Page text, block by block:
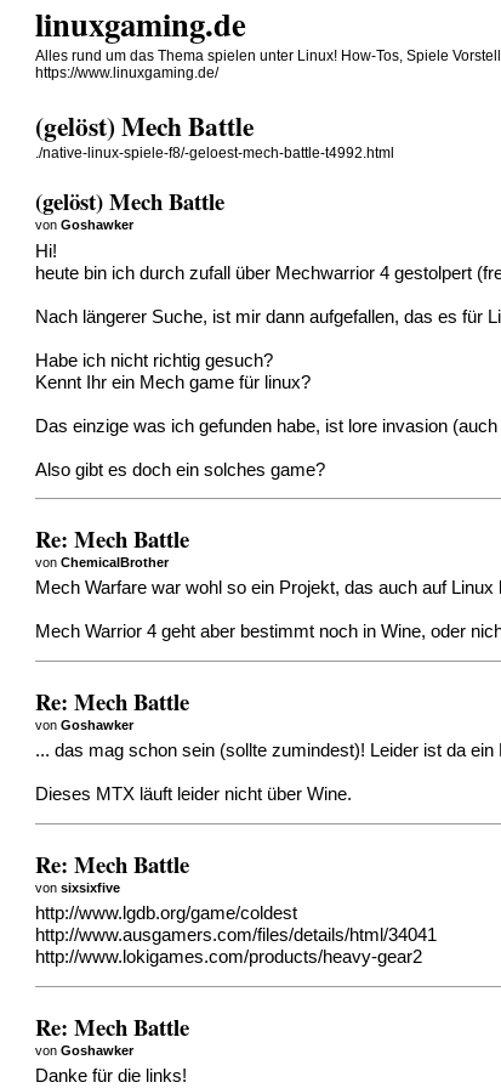
linuxgaming.de
Alles rund um das Thema spielen unter Linux! How-Tos, Spiele
https://www.linuxgaming.de/
(gelöst) Mech Battle
./native-linux-spiele-f8/-geloest-mech-battle-t4992.html
(gelöst) Mech Battle
vonGoshawker
Hi!
heute bin ich durch zufall über Mechwarrior 4 gestolpert
Nach längerer Suche, ist mir dann aufgefallen, das es für
Habe ich nicht richtig gesuch?
Kennt Ihr ein Mech game für linux?
Das einzige was ich gefunden habe, ist lore invasion
Also gibt es doch ein solches game?
Re: Mech Battle
vonChemicalBrother
Mech Warfare war wohl so ein Projekt, das auch auf
Mech Warrior 4 geht aber bestimmt noch in Wine, oder
Re: Mech Battle
vonGoshawker
... das mag schon sein (sollte zumindest)! Leider ist da
Dieses MTX läuft leider nicht über Wine.
Re: Mech Battle
vonsixsixfive
http://www.lgdb.org/game/coldest
http://www.ausgamers.com/files/details/html/34041
http://www.lokigames.com/products/heavy-gear2
Re: Mech Battle
vonGoshawker
Danke für die links!